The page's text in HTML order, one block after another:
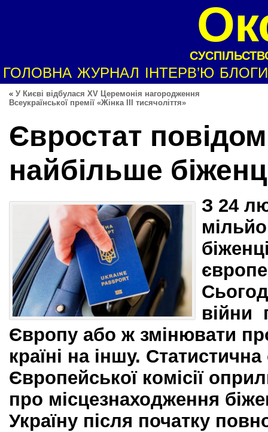
ГОЛОВНА ЖУРНАЛ ІНТЕРВ’Ю БЛОГИ
« У Києві відбулася XV Церемонія нагородження
Всеукраїнської премії «Жінка III тисячоліття»
Євростат
найбільше
З 24
війни
Європу або ж змінювати
країні на іншу. Статистична
Європейської комісії
про місцезнаходження
Україну після початку